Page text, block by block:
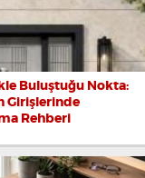
Buluştuğu Nokta:
Girişlerinde
Rehberi